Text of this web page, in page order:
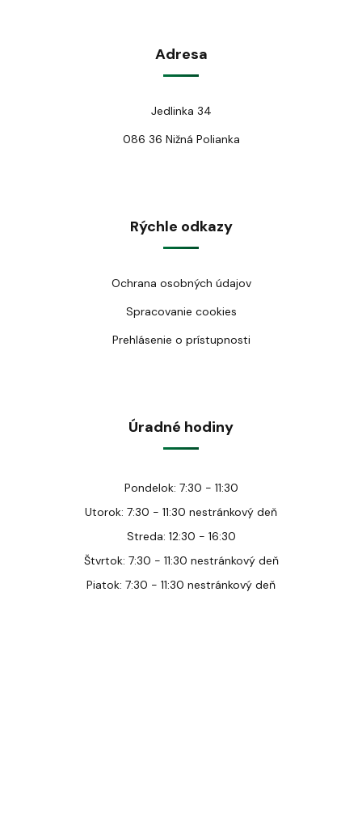
Adresa
Jedlinka 34
086 36 Nižná Polianka
Rýchle odkazy
Ochrana osobných údajov
Spracovanie cookies
Prehlásenie o prístupnosti
Úradné hodiny
Pondelok: 7:30 - 11:30
Utorok: 7:30 - 11:30 nestránkový deň
Streda: 12:30 - 16:30
Štvrtok: 7:30 - 11:30 nestránkový deň
Piatok: 7:30 - 11:30 nestránkový deň